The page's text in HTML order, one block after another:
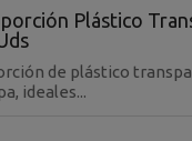
Plástico
de plástico
ideales...